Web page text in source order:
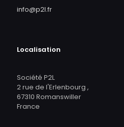
info@p2l.fr
Localisation
Société P2L
2 rue de l'Erlenbourg ,
67310 Romanswiller
France